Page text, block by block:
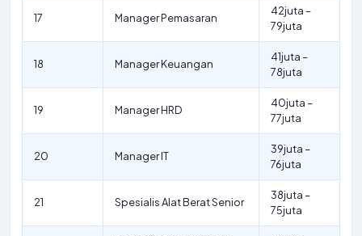
17 Manager Pemasaran
42juta –
79juta
18 Manager Keuangan
41juta –
78juta
19 Manager HRD
40juta –
77juta
20 Manager IT
39juta –
76juta
21 Spesialis Alat Berat Senior
38juta –
75juta